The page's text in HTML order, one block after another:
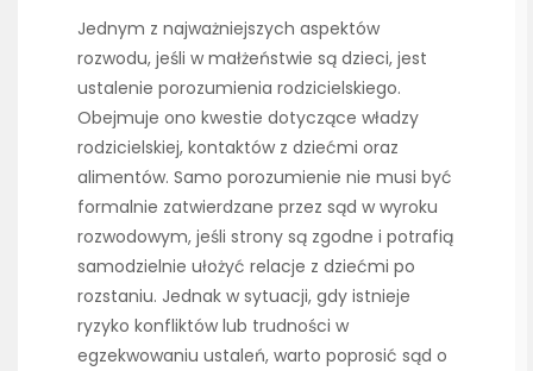
Jednym z najważniejszych aspektów
rozwodu, jeśli w małżeństwie są dzieci, jest
ustalenie porozumienia rodzicielskiego.
Obejmuje ono kwestie dotyczące władzy
rodzicielskiej, kontaktów z dziećmi oraz
alimentów. Samo porozumienie nie musi być
formalnie zatwierdzane przez sąd w wyroku
rozwodowym, jeśli strony są zgodne i potrafią
samodzielnie ułożyć relacje z dziećmi po
rozstaniu. Jednak w sytuacji, gdy istnieje
ryzyko konfliktów lub trudności w
egzekwowaniu ustaleń, warto poprosić sąd o